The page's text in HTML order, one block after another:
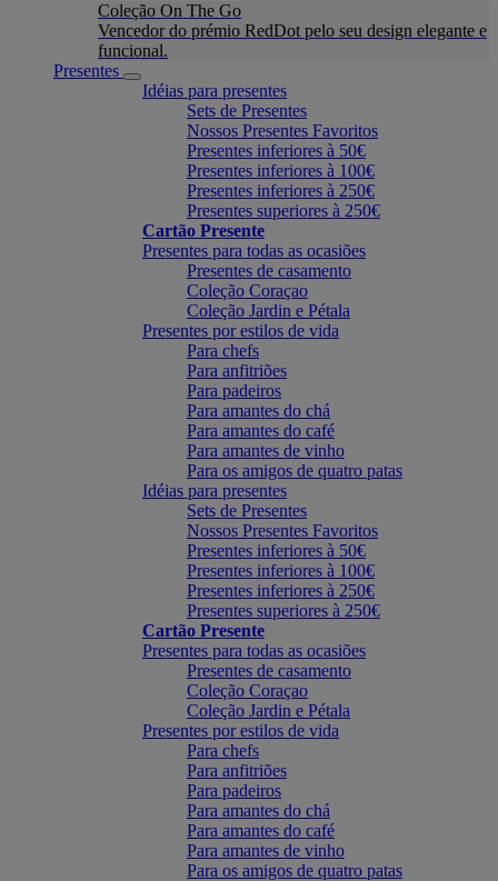
Coleção On The Go
Vencedor do prémio RedDot pelo seu design elegante e
funcional.
Presentes
Idéias para presentes
Sets de Presentes
Nossos Presentes Favoritos
Presentes inferiores à 50€
Presentes inferiores à 100€
Presentes inferiores à 250€
Presentes superiores à 250€
Cartão Presente
Presentes para todas as ocasiões
Presentes de casamento
Coleção Coraçao
Coleção Jardin e Pétala
Presentes por estilos de vida
Para chefs
Para anfitriões
Para padeiros
Para amantes do chá
Para amantes do café
Para amantes de vinho
Para os amigos de quatro patas
Idéias para presentes
Sets de Presentes
Nossos Presentes Favoritos
Presentes inferiores à 50€
Presentes inferiores à 100€
Presentes inferiores à 250€
Presentes superiores à 250€
Cartão Presente
Presentes para todas as ocasiões
Presentes de casamento
Coleção Coraçao
Coleção Jardin e Pétala
Presentes por estilos de vida
Para chefs
Para anfitriões
Para padeiros
Para amantes do chá
Para amantes do café
Para amantes de vinho
Para os amigos de quatro patas